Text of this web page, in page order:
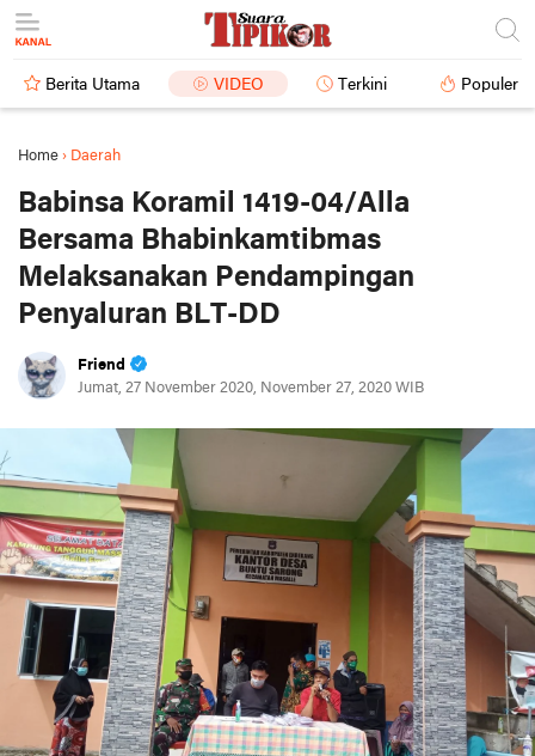
Berita Utama VIDEO Terkini Populer
Home › Daerah
Babinsa Koramil 1419-04/Alla
Bersama Bhabinkamtibmas
Melaksanakan Pendampingan
Penyaluran BLT-DD
Friend
Jumat, 27 November 2020, November 27, 2020 WIB